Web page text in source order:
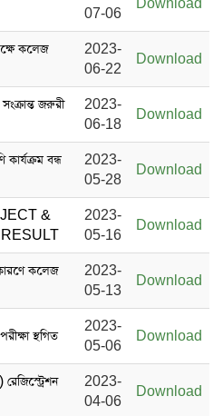
07-06
Download
কলেজ
2023-
06-22
Download
জরুরী
2023-
06-18
Download
কার্যক্রম বন্ধ
2023-
05-28
Download
&
2023-
05-16
Download
কলেজ
2023-
05-13
Download
স্থগিত
2023-
05-06
Download
2023-
04-06
Download